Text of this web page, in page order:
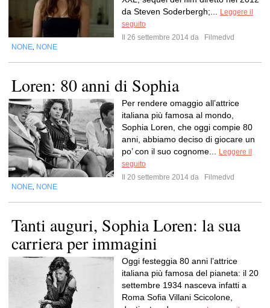
da Steven Soderbergh;...
Leggere il
seguito
Il 26 settembre 2014 da
Filmedvd
NONE NONE
Loren: 80 anni di Sophia
Per rendere omaggio all’attrice
italiana più famosa al mondo,
Sophia Loren, che oggi compie 80
anni, abbiamo deciso di giocare un
po’ con il suo cognome...
Leggere il
seguito
Il 20 settembre 2014 da
Filmedvd
NONE NONE
Tanti auguri, Sophia Loren: la sua
carriera per immagini
Oggi festeggia 80 anni l’attrice
italiana più famosa del pianeta: il 20
settembre 1934 nasceva infatti a
Roma Sofia Villani Scicolone,